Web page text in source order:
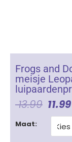
Frogs and
meisje
13.99
Prijs
Was:
€
11.99
Maat:
Frogs